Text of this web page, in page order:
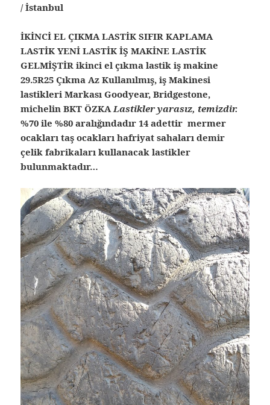
/ İstanbul
İKİNCİ EL ÇIKMA LASTİK SIFIR KAPLAMA
LASTİK YENİ LASTİK İŞ MAKİNE LASTİK
GELMİŞTİR ikinci el çıkma lastik iş makine
29.5R25 Çıkma Az Kullanılmış, iş Makinesi
lastikleri Markası Goodyear, Bridgestone,
michelin BKT ÖZKA Lastikler yarasız, temizdir.
%70 ile %80 aralığındadır 14 adettir mermer
ocakları taş ocakları hafriyat sahaları demir
çelik fabrikaları kullanacak lastikler
bulunmaktadır…